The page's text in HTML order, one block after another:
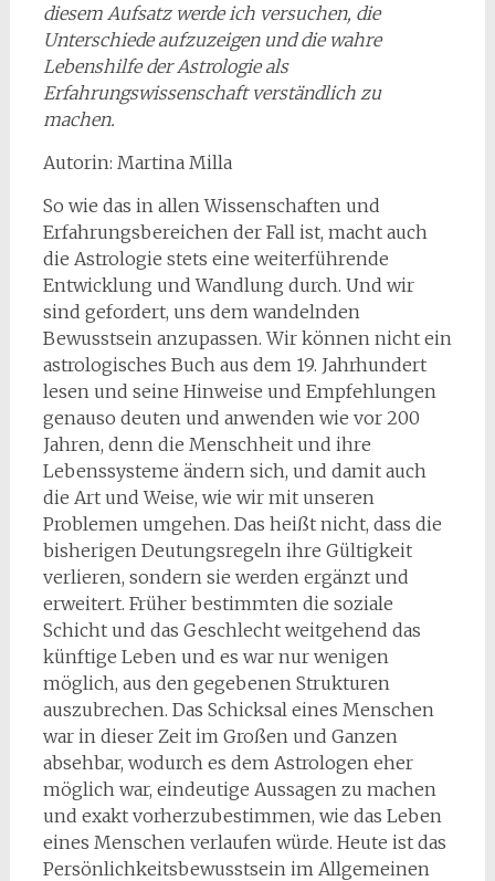
diesem Aufsatz werde ich versuchen, die
Unterschiede aufzuzeigen und die wahre
Lebenshilfe der Astrologie als
Erfahrungswissenschaft verständlich zu
machen.
Autorin: Martina Milla
So wie das in allen Wissenschaften und
Erfahrungsbereichen der Fall ist, macht auch
die Astrologie stets eine weiterführende
Entwicklung und Wandlung durch. Und wir
sind gefordert, uns dem wandelnden
Bewusstsein anzupassen. Wir können nicht ein
astrologisches Buch aus dem 19. Jahrhundert
lesen und seine Hinweise und Empfehlungen
genauso deuten und anwenden wie vor 200
Jahren, denn die Menschheit und ihre
Lebenssysteme ändern sich, und damit auch
die Art und Weise, wie wir mit unseren
Problemen umgehen. Das heißt nicht, dass die
bisherigen Deutungsregeln ihre Gültigkeit
verlieren, sondern sie werden ergänzt und
erweitert. Früher bestimmten die soziale
Schicht und das Geschlecht weitgehend das
künftige Leben und es war nur wenigen
möglich, aus den gegebenen Strukturen
auszubrechen. Das Schicksal eines Menschen
war in dieser Zeit im Großen und Ganzen
absehbar, wodurch es dem Astrologen eher
möglich war, eindeutige Aussagen zu machen
und exakt vorherzubestimmen, wie das Leben
eines Menschen verlaufen würde. Heute ist das
Persönlichkeitsbewusstsein im Allgemeinen